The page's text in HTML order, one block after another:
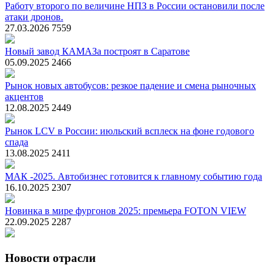
Работу второго по величине НПЗ в России остановили после
атаки дронов.
27.03.2026 7559
Новый завод КАМАЗа построят в Саратове
05.09.2025 2466
Рынок новых автобусов: резкое падение и смена рыночных
акцентов
12.08.2025 2449
Рынок LCV в России: июльский всплеск на фоне годового
спада
13.08.2025 2411
МАК -2025. Автобизнес готовится к главному событию года
16.10.2025 2307
Новинка в мире фургонов 2025: премьера FOTON VIEW
22.09.2025 2287
Новости отрасли